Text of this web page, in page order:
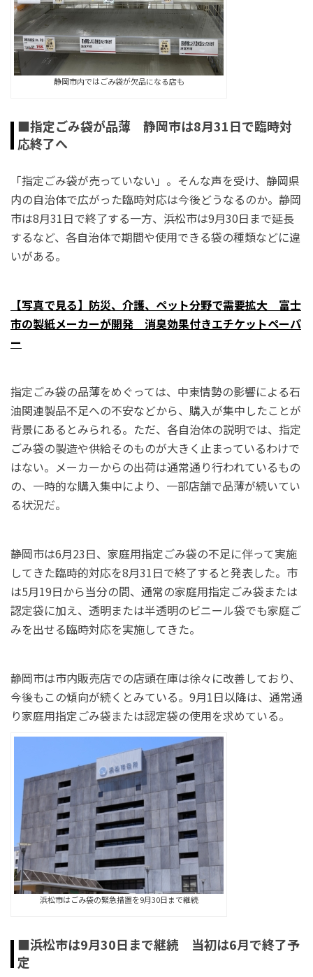
静岡市内ではごみ袋が欠品になる店も
■指定ごみ袋が品薄 静岡市は8月31日で臨時対
応終了へ
「指定ごみ袋が売っていない」。そんな声を受け、静岡県
内の自治体で広がった臨時対応は今後どうなるのか。静岡
市は8月31日で終了する一方、浜松市は9月30日まで延長
するなど、各自治体で期間や使用できる袋の種類などに違
いがある。
【写真で見る】防災、介護、ペット分野で需要拡大 富士
市の製紙メーカーが開発 消臭効果付きエチケットペーパ
ー
指定ごみ袋の品薄をめぐっては、中東情勢の影響による石
油関連製品不足への不安などから、購入が集中したことが
背景にあるとみられる。ただ、各自治体の説明では、指定
ごみ袋の製造や供給そのものが大きく止まっているわけで
はない。メーカーからの出荷は通常通り行われているもの
の、一時的な購入集中により、一部店舗で品薄が続いてい
る状況だ。
静岡市は6月23日、家庭用指定ごみ袋の不足に伴って実施
してきた臨時的対応を8月31日で終了すると発表した。市
は5月19日から当分の間、通常の家庭用指定ごみ袋または
認定袋に加え、透明または半透明のビニール袋でも家庭ご
みを出せる臨時対応を実施してきた。
静岡市は市内販売店での店頭在庫は徐々に改善しており、
今後もこの傾向が続くとみている。9月1日以降は、通常通
り家庭用指定ごみ袋または認定袋の使用を求めている。
浜松市はごみ袋の緊急措置を9月30日まで継続
■浜松市は9月30日まで継続 当初は6月で終了予
定